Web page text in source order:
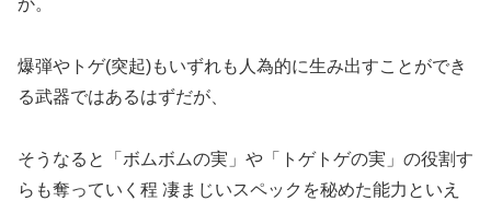
か。
爆弾やトゲ(突起)もいずれも人為的に生み出すことができ
る武器ではあるはずだが、
そうなると「ボムボムの実」や「トゲトゲの実」の役割す
らも奪っていく程 凄まじいスペックを秘めた能力といえ